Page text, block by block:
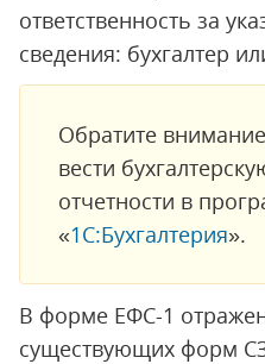
ответственность за
сведения: бухгалтер
Обратите
вести
отчетности в
«1С:Бухгалтерия».
В форме ЕФС-1
существующих форм